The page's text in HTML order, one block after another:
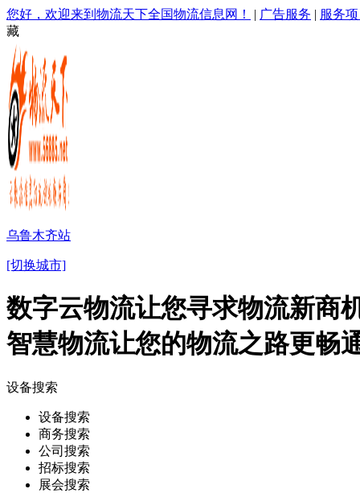
您好，欢迎来到物流天下全国物流信息网！ | 广告服务 | 服务
藏
乌鲁木齐站
[切换城市]
数字云物流让您寻求物流新商
智慧物流让您的物流之路更畅
设备搜索
设备搜索
商务搜索
公司搜索
招标搜索
展会搜索